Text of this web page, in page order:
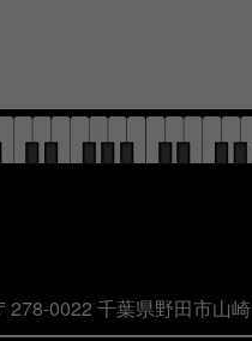
278-0022 千葉県野田市山